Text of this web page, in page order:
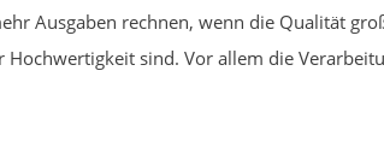
Ausgaben rechnen, wenn die Qualität
sind. Vor allem die